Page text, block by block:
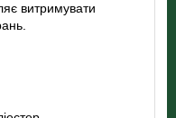
витримувати